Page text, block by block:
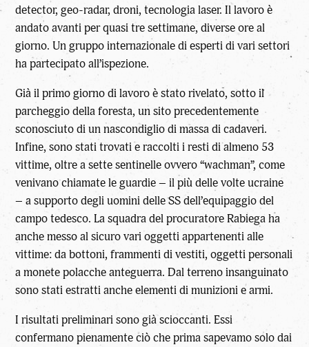
detector, geo-radar, droni, tecnologia laser. Il lavoro è
andato avanti per quasi tre settimane, diverse ore al
giorno. Un gruppo internazionale di esperti di vari settori
ha partecipato all’ispezione.
Già il primo giorno di lavoro è stato rivelato, sotto il
parcheggio della foresta, un sito precedentemente
sconosciuto di un nascondiglio di massa di cadaveri.
Infine, sono stati trovati e raccolti i resti di almeno 53
vittime, oltre a sette sentinelle ovvero “wachman”, come
venivano chiamate le guardie – il più delle volte ucraine
– a supporto degli uomini delle SS dell’equipaggio del
campo tedesco. La squadra del procuratore Rabiega ha
anche messo al sicuro vari oggetti appartenenti alle
vittime: da bottoni, frammenti di vestiti, oggetti personali
a monete polacche anteguerra. Dal terreno insanguinato
sono stati estratti anche elementi di munizioni e armi.
I risultati preliminari sono già scioccanti. Essi
confermano pienamente ciò che prima sapevamo solo dai